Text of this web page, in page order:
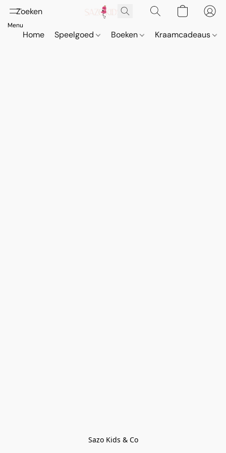
Home Speelgoed Boeken Kraamcadeaus
Sazo Kids & Co